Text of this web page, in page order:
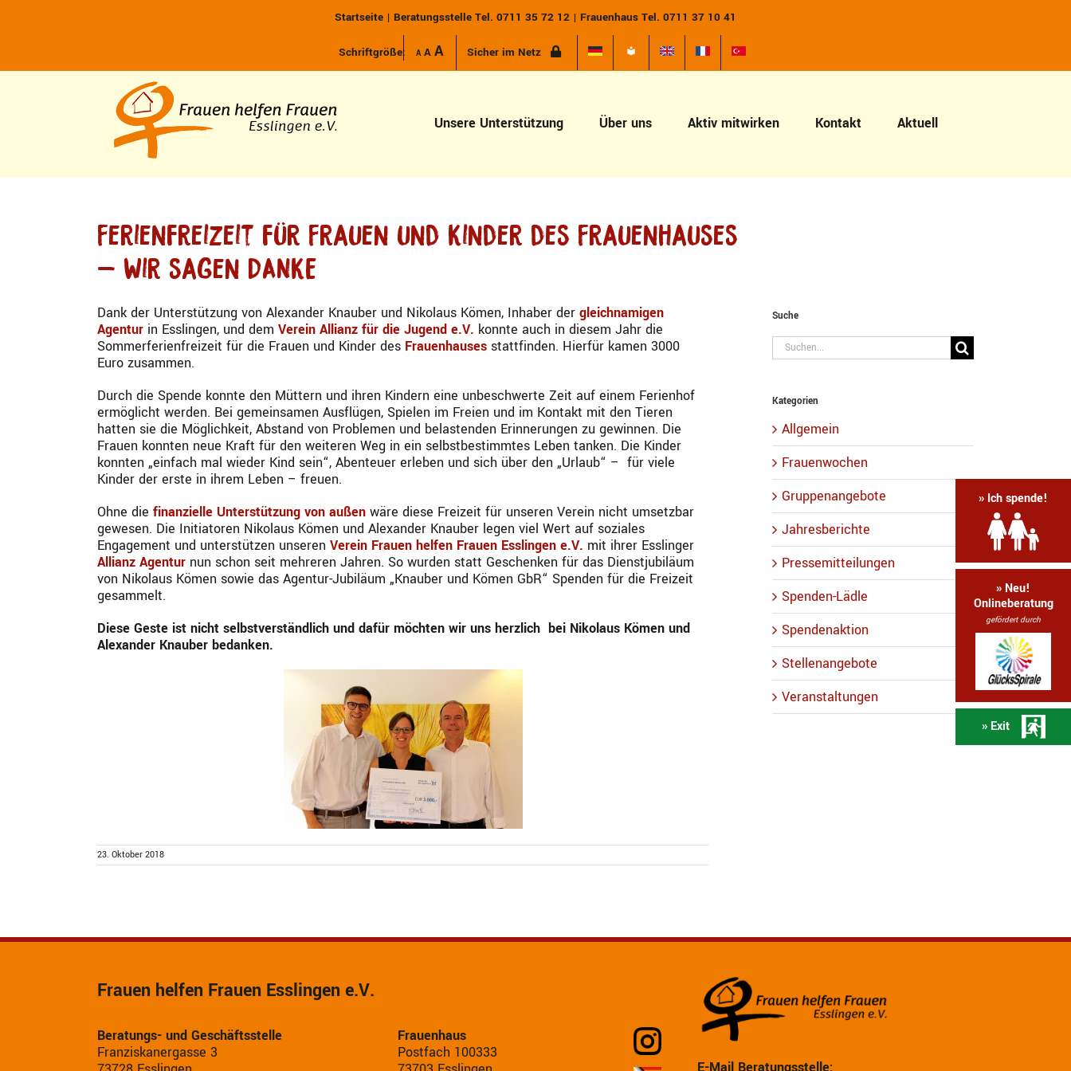
Startseite | Beratungsstelle Tel. 0711 35 72 12 | Frauenhaus Tel. 0711 37 10 41
Schriftgröße: ADecrease font size.
AReset font size.
AIncrease font size.Sicher im Netz
Unsere Unterstützung Über uns Aktiv mitwirken Kontakt Aktuell
Ferienfreizeit für Frauen und Kinder des Frauenhauses
– Wir sagen DANKE
Dank der Unterstützung von Alexander Knauber und Nikolaus Kömen, Inhaber der gleichnamigen
Agentur in Esslingen, und dem Verein Allianz für die Jugend e.V. konnte auch in diesem Jahr die
Sommerferienfreizeit für die Frauen und Kinder des Frauenhauses stattfinden. Hierfür kamen 3000
Euro zusammen.
Durch die Spende konnte den Müttern und ihren Kindern eine unbeschwerte Zeit auf einem Ferienhof
ermöglicht werden. Bei gemeinsamen Ausflügen, Spielen im Freien und im Kontakt mit den Tieren
hatten sie die Möglichkeit, Abstand von Problemen und belastenden Erinnerungen zu gewinnen. Die
Frauen konnten neue Kraft für den weiteren Weg in ein selbstbestimmtes Leben tanken. Die Kinder
konnten „einfach mal wieder Kind sein“, Abenteuer erleben und sich über den „Urlaub“ – für viele
Kinder der erste in ihrem Leben – freuen.
Ohne die finanzielle Unterstützung von außen wäre diese Freizeit für unseren Verein nicht umsetzbar
gewesen. Die Initiatoren Nikolaus Kömen und Alexander Knauber legen viel Wert auf soziales
Engagement und unterstützen unseren Verein Frauen helfen Frauen Esslingen e.V. mit ihrer Esslinger
Allianz Agentur nun schon seit mehreren Jahren. So wurden statt Geschenken für das Dienstjubiläum
von Nikolaus Kömen sowie das Agentur-Jubiläum „Knauber und Kömen GbR“ Spenden für die Freizeit
gesammelt.
Diese Geste ist nicht selbstverständlich und dafür möchten wir uns herzlich bei Nikolaus Kömen und
Alexander Knauber bedanken.
23. Oktober 2018
Suche
Suche
nach:
Kategorien
Allgemein
Frauenwochen
Gruppenangebote
Jahresberichte
Pressemitteilungen
Spenden-Lädle
Spendenaktion
Stellenangebote
Veranstaltungen
Frauen helfen Frauen Esslingen e.V.
Beratungs- und Geschäftsstelle
Franziskanergasse 3
Frauenhaus
Postfach 100333
» Ich spende!
» Neu!
Onlineberatung
gefördert durch
» Exit